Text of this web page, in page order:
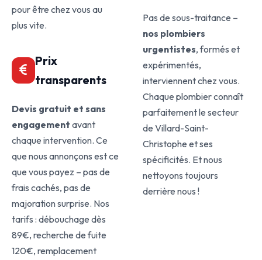
pour être chez vous au
plus vite.
Prix
transparents
Devis gratuit et sans
engagement avant
chaque intervention. Ce
que nous annonçons est ce
que vous payez – pas de
frais cachés, pas de
majoration surprise. Nos
tarifs : débouchage dès
89€, recherche de fuite
120€, remplacement
Pas de sous-traitance –
nos plombiers
urgentistes, formés et
expérimentés,
interviennent chez vous.
Chaque plombier connaît
parfaitement le secteur
de Villard-Saint-
Christophe et ses
spécificités. Et nous
nettoyons toujours
derrière nous !